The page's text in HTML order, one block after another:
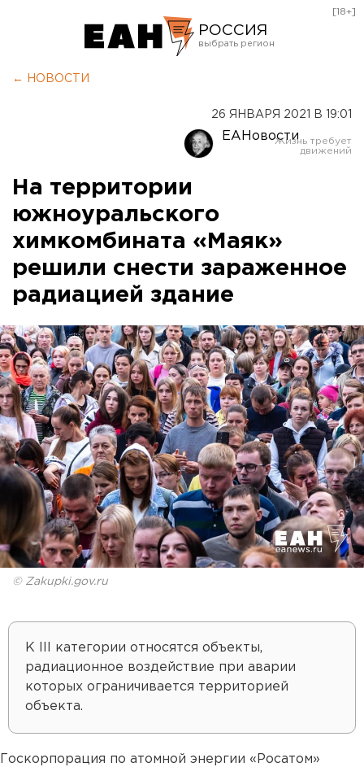
РОССИЯ
Оренбург
[18+]
← НОВОСТИ
26 ЯНВАРЯ 2021 В 19:01
ЕАНовости
На территории
южноуральского
химкомбината «Маяк»
решили снести зараженное
радиацией здание
© Zakupki.gov.ru
К III категории относятся объекты,
радиационное воздействие при аварии
которых ограничивается территорией
объекта.
Госкорпорация по атомной энергии «Росатом»